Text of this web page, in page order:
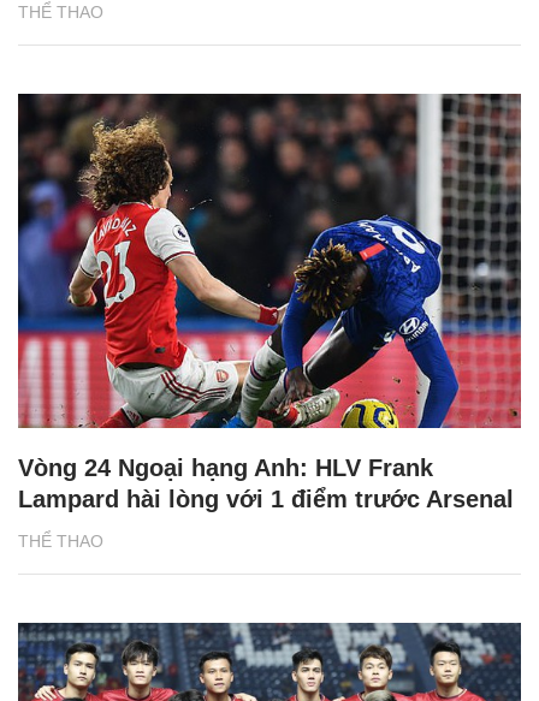
THỂ THAO
THỂ THAO
Vòng 24 Ngoại hạng Anh: HLV Frank
Lampard hài lòng với 1 điểm trước Arsenal